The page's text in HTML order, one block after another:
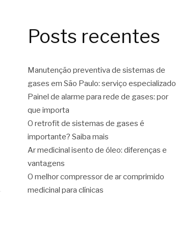
Posts recentes
Manutenção preventiva de sistemas de
gases em São Paulo: serviço especializado
Painel de alarme para rede de gases: por
que importa
O retrofit de sistemas de gases é
importante? Saiba mais
Ar medicinal isento de óleo: diferenças e
vantagens
O melhor compressor de ar comprimido
medicinal para clínicas